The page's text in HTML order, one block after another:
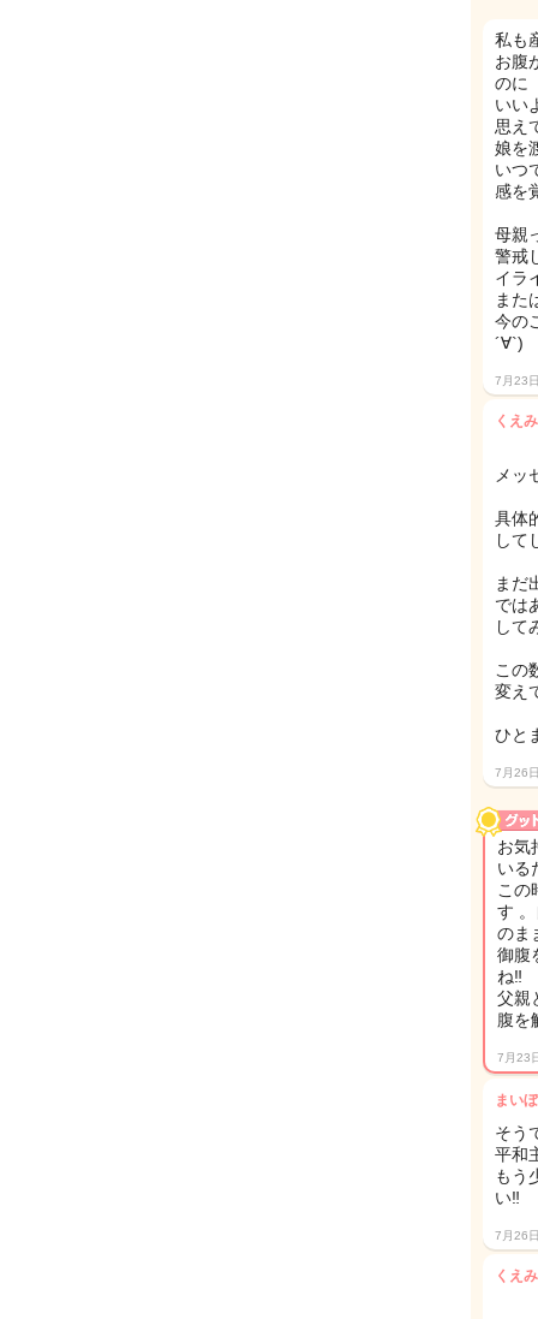
私も
お腹
のに
いい
思え
娘を
いつ
感を
母親
警戒
イラ
また
今の
´∀`)
7月23
くえみ
メッ
具体
して
まだ
では
して
この
変え
ひと
7月26
お気
いる
この
す
のま
御腹
ね‼
父親
腹を
7月23
まい
そう
平和
もう
い‼
7月26
くえみ